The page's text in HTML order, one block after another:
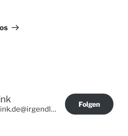
@irgendlink.de@irgendlink.de
Folgen